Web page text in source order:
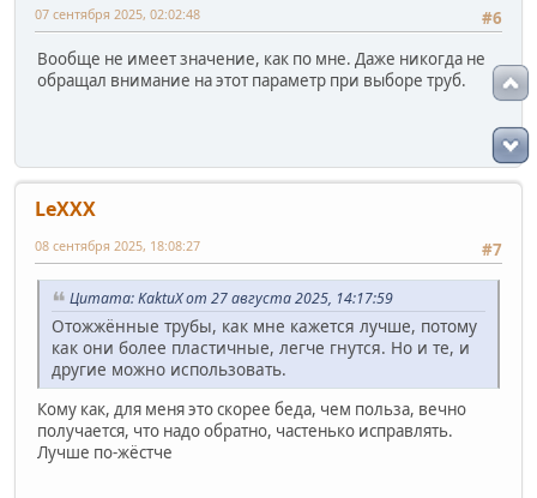
#6
07 сентября 2025, 02:02:48
Вообще не имеет значение, как по мне. Даже никогда не
обращал внимание на этот параметр при выборе труб.
LeXXX
#7
08 сентября 2025, 18:08:27
Цитата: KaktuX от 27 августа 2025, 14:17:59
Отожжённые трубы, как мне кажется лучше, потому
как они более пластичные, легче гнутся. Но и те, и
другие можно использовать.
Кому как, для меня это скорее беда, чем польза, вечно
получается, что надо обратно, частенько исправлять.
Лучше по-жёстче